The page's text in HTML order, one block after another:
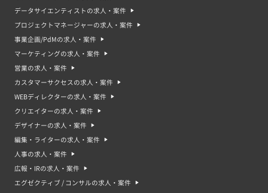
データサイエンティストの求人・案件
プロジェクトマネージャーの求人・案件
事業企画/PdMの求人・案件
マーケティングの求人・案件
営業の求人・案件
カスタマーサクセスの求人・案件
WEBディレクターの求人・案件
クリエイターの求人・案件
デザイナーの求人・案件
編集・ライターの求人・案件
人事の求人・案件
広報・IRの求人・案件
エグゼクティブ / コンサルの求人・案件